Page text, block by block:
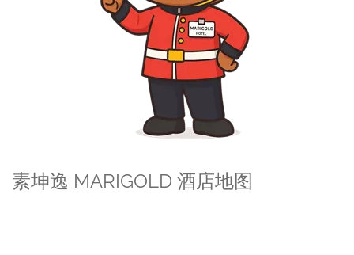
素坤逸 MARIGOLD 酒店地图